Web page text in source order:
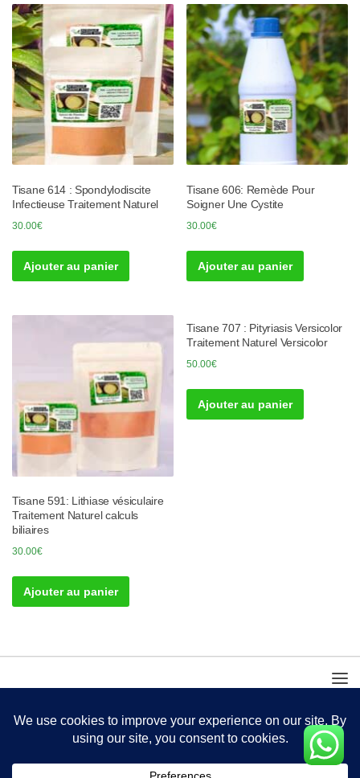
Tisane 614 : Spondylodiscite
Infectieuse Traitement Naturel
30.00€
Ajouter au panier
Tisane 606: Remède Pour
Soigner Une Cystite
30.00€
Ajouter au panier
Tisane 591: Lithiase vésiculaire
Traitement Naturel calculs
biliaires
30.00€
Ajouter au panier
Tisane 707 : Pityriasis Versicolor
Traitement Naturel Versicolor
50.00€
Ajouter au panier